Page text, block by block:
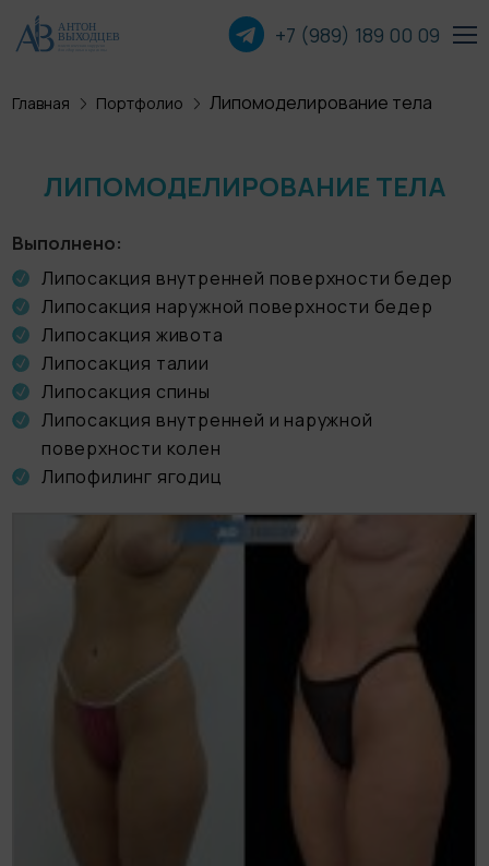
+7 (989) 189 00 09
Пластика лица
Пластика груди
Прочие операции
Пациентам
Статьи
Главная Портфолио Липомоделирование тела
ЛИПОМОДЕЛИРОВАНИЕ ТЕЛА
Выполнено
Липосакция внутренней поверхности бедер
Липосакция наружной поверхности бедер
Липосакция живота
Липосакция талии
Липосакция спины
Липосакция внутренней и наружной
поверхности колен
Липофилинг ягодиц